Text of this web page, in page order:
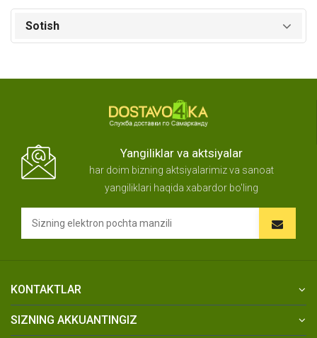
Sotish
Yangiliklar va aktsiyalar
har doim bizning aktsiyalarimiz va sanoat
yangiliklari haqida xabardor bo'ling
KONTAKTLAR
SIZNING AKKUANTINGIZ